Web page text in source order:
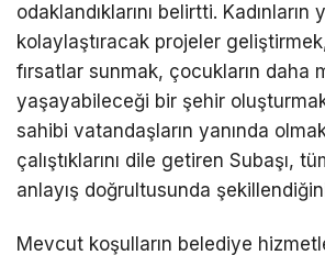
odaklandıklarını belirtti. Kadınların
kolaylaştıracak projeler
fırsatlar sunmak, çocukların daha
yaşayabileceği bir şehir
sahibi vatandaşların yanında
çalıştıklarını dile getiren Subaşı,
anlayış doğrultusunda
Mevcut koşulların belediye